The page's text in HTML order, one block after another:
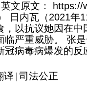
文原文：
日内瓦（2021
以抗议她因在
临严重威胁。 张
冠病毒病爆发的
译 司法公正